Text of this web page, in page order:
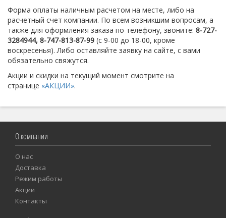
Форма оплаты наличным расчетом на месте, либо на
расчетный счет компании. По всем возникшим вопросам, а
также для оформления заказа по телефону, звоните: 8-727-
3284944, 8-747-813-87-99 (с 9-00 до 18-00, кроме
воскресенья). Либо оставляйте заявку на сайте, с вами
обязательно свяжутся.
Акции и скидки на текущий момент смотрите на
странице «АКЦИИ».
О компании
О нас
Доставка
Режим работы
Акции
Контакты